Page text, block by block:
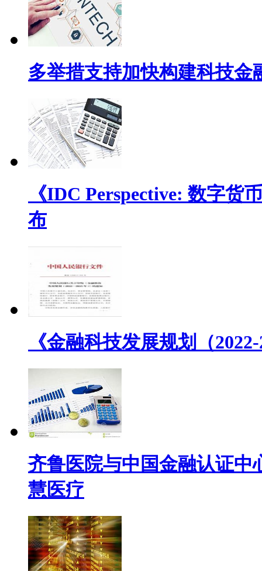
多举措支持加快构建科技金
《IDC Perspective: 数字货
布
《金融科技发展规划（
齐鲁医院与中国金融认证
慧医疗